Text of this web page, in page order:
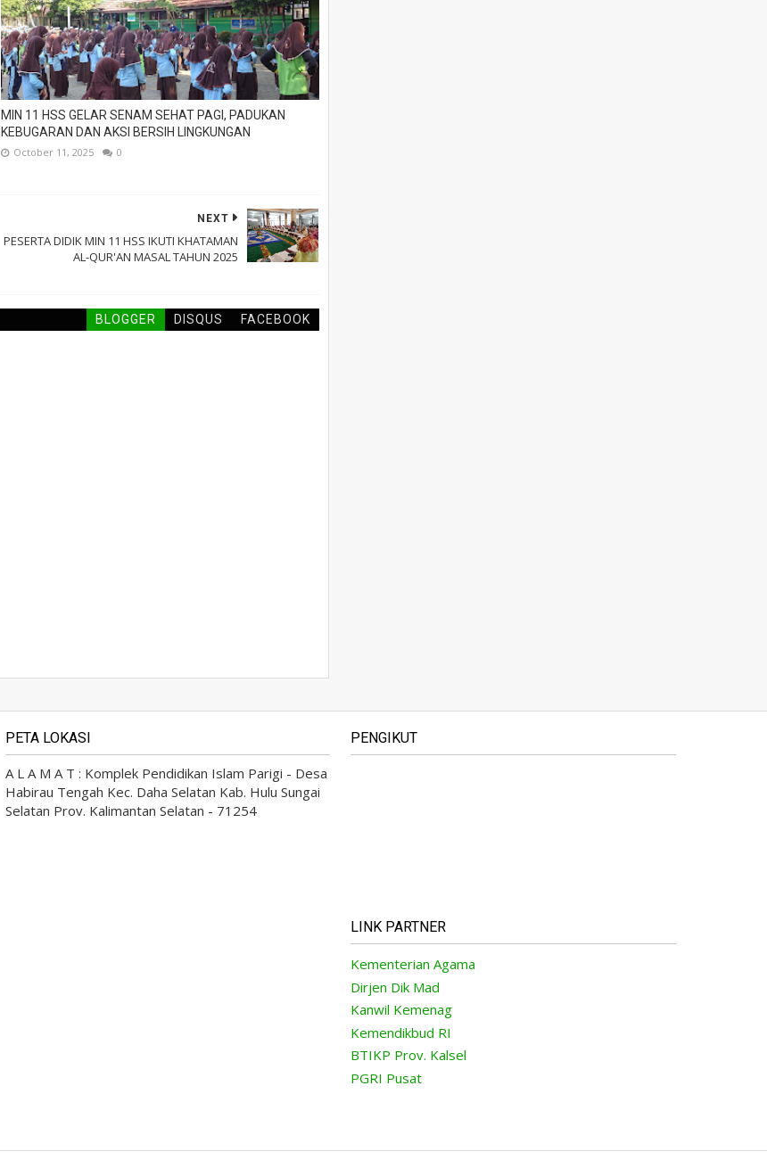
MIN 11 HSS GELAR SENAM SEHAT PAGI, PADUKAN
KEBUGARAN DAN AKSI BERSIH LINGKUNGAN
October 11, 2025 0
NEXT
PESERTA DIDIK MIN 11 HSS IKUTI KHATAMAN
AL-QUR'AN MASAL TAHUN 2025
BLOGGER DISQUS FACEBOOK
PETA LOKASI
A L A M A T : Komplek Pendidikan Islam Parigi - Desa
Habirau Tengah Kec. Daha Selatan Kab. Hulu Sungai
Selatan Prov. Kalimantan Selatan - 71254
PENGIKUT
LINK PARTNER
Kementerian Agama
Dirjen Dik Mad
Kanwil Kemenag
Kemendikbud RI
BTIKP Prov. Kalsel
PGRI Pusat